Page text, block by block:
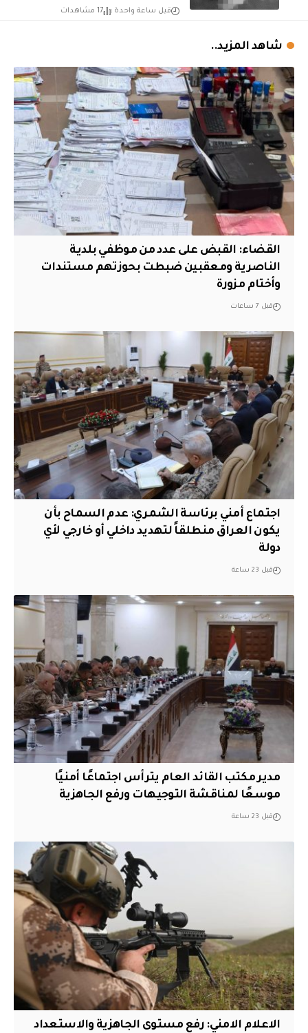
قبل ساعة واحدة 17 مشاهدات
شاهد المزيد..
القضاء: القبض على عدد من موظفي بلدية
الناصرية ومعقبين ضبطت بحوزتهم مستندات
وأختام مزورة
قبل 7 ساعات
اجتماع أمني برئاسة الشمري: عدم السماح بأن
يكون العراق منطلقاً لتهديد داخلي أو خارجي لأي
دولة
قبل 23 ساعة
مدير مكتب القائد العام يترأس اجتماعًا أمنيًا
موسعًا لمناقشة التوجيهات ورفع الجاهزية
قبل 23 ساعة
الاعلام الامني: رفع مستوى الجاهزية والاستعداد